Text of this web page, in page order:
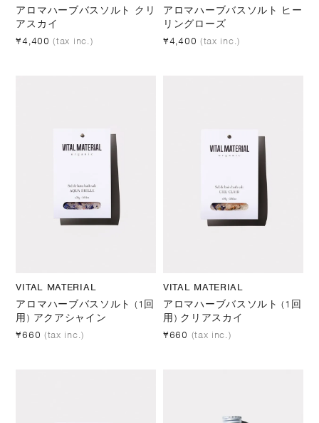
アロマハーブバスソルト クリ
アスカイ
¥4,400 (tax inc.)
アロマハーブバスソルト ヒー
リングローズ
¥4,400 (tax inc.)
VITAL MATERIAL
アロマハーブバスソルト (1回
用) アクアシャイン
¥660 (tax inc.)
VITAL MATERIAL
アロマハーブバスソルト (1回
用) クリアスカイ
¥660 (tax inc.)